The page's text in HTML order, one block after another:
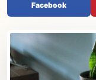
Facebook